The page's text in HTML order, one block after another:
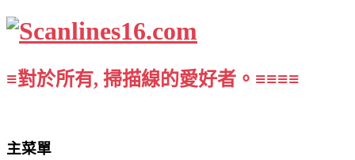
≡對於所有, 掃描線的愛好者。≡≡≡≡
主菜單